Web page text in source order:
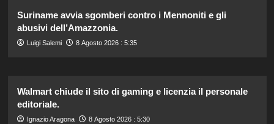
Suriname avvia sgomberi contro i Mennoniti e gli
abusivi dell’Amazzonia.
Luigi Salemi 8 Agosto 2026 : 5:35
Walmart chiude il sito di gaming e licenzia il personale
editoriale.
Ignazio Aragona 8 Agosto 2026 : 5:30